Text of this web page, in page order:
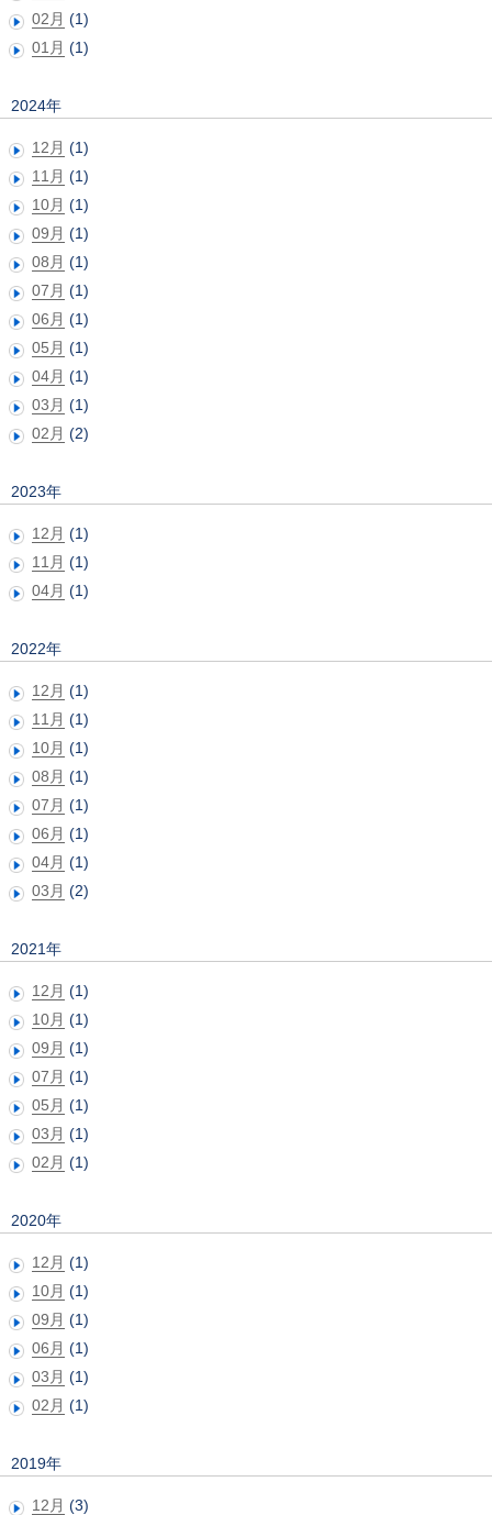
02月 (1)
01月 (1)
2024年
12月 (1)
11月 (1)
10月 (1)
09月 (1)
08月 (1)
07月 (1)
06月 (1)
05月 (1)
04月 (1)
03月 (1)
02月 (2)
2023年
12月 (1)
11月 (1)
04月 (1)
2022年
12月 (1)
11月 (1)
10月 (1)
08月 (1)
07月 (1)
06月 (1)
04月 (1)
03月 (2)
2021年
12月 (1)
10月 (1)
09月 (1)
07月 (1)
05月 (1)
03月 (1)
02月 (1)
2020年
12月 (1)
10月 (1)
09月 (1)
06月 (1)
03月 (1)
02月 (1)
2019年
12月 (3)